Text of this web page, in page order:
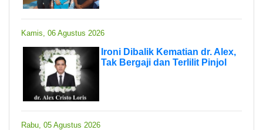
Kamis, 06 Agustus 2026
Ironi Dibalik Kematian dr. Alex,
Tak Bergaji dan Terlilit Pinjol
Rabu, 05 Agustus 2026